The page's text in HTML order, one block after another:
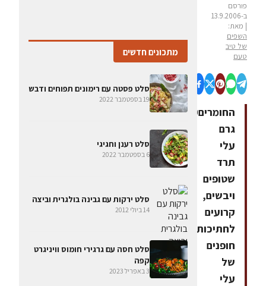
פורסם
ב-13.9.2006
| מאת:
השפים
של טיב
טעם
החומרים750
גרם
עלי
תרד
שטופים
ויבשים,
קרועים
חופנים
של
עלי
מתכונים חדשים
סלט פסטה עם רימונים תפוחים ודבש
19 בספטמבר 2022
סלט רענן וחגיגי
6 בספטמבר 2022
סלט ירקות עם גבינה בולגרית וביצה
14 ביולי 2012
סלט חסה עם גרגירי חומוס וויניגרט
קפה
3 באפריל 2023